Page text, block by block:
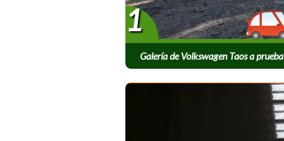
Galería de Volkswagen Taos a prueba
1